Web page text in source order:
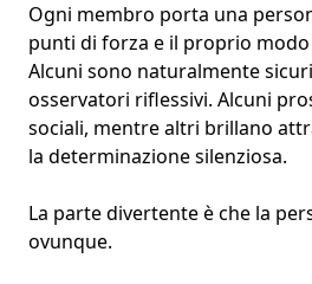
Ogni membro porta una
punti di forza e il proprio
Alcuni sono naturalmente
osservatori riflessivi. Alcuni
sociali, mentre altri brillano
la determinazione silenziosa.
La parte divertente è che la
ovunque.